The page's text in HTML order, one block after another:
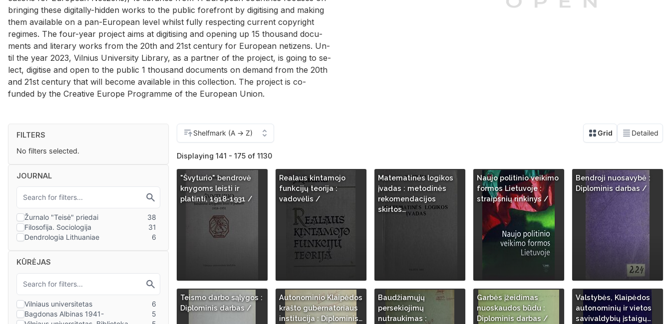
bring­ing these dig­i­tally-hid­den works to the pub­lic fore­front by digi­tis­ing and mak­ing
them avail­able on a pan-Eu­ro­pean level whilst fully re­spect­ing cur­rent copy­right
regimes. The four-year pro­ject aims at digi­tis­ing and open­ing up 15 thou­sand doc­u­
ments and lit­er­ary works from the 20th and 21st cen­tury for Eu­ro­pean ne­ti­zens. Un­
til the year 2023, Vil­nius Uni­ver­sity Li­brary, as a part­ner of the pro­ject, is go­ing to se­
lect, digi­tise and open to the pub­lic 1 thou­sand doc­u­ments on de­mand from the 20th
and 21st cen­tury that will be­come avail­able in this col­lec­tion. The pro­ject is co-
funded by the Cre­ative Eu­rope Pro­gramme of the Eu­ro­pean Union.
FILTERS
No filters selected.
JOURNAL
KŪRĖJAS
Displaying 141 - 175 of 1130
"Švyturio" bendrovė
knygoms leisti ir
platinti, 1918-1931 /
Realaus kintamojo
funkcijų teorija :
vadovėlis /
Matematinės logikos
įvadas : metodinės
rekomendacijos
skirtos…
Naujo politinio veikimo
formos Lietuvoje :
straipsnių rinkinys /
Bendroji nuosavybė :
Diplominis darbas /
Teismo darbo sąlygos :
Diplominis darbas /
Autonominio Klaipėdos
krašto gubernatoriaus
institucija : Diplominis…
Baudžiamųjų
persekiojimų
nutraukimas :
Garbės įžeidimas
nuoskaudos būdu :
Diplominis darbas /
Valstybės, Klaipėdos
autonominių ir vietos
savivaldybių įstaigų…